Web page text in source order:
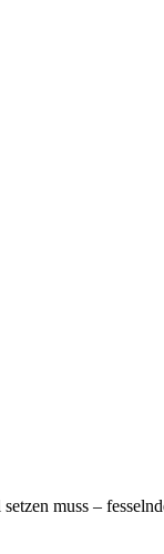
muss –